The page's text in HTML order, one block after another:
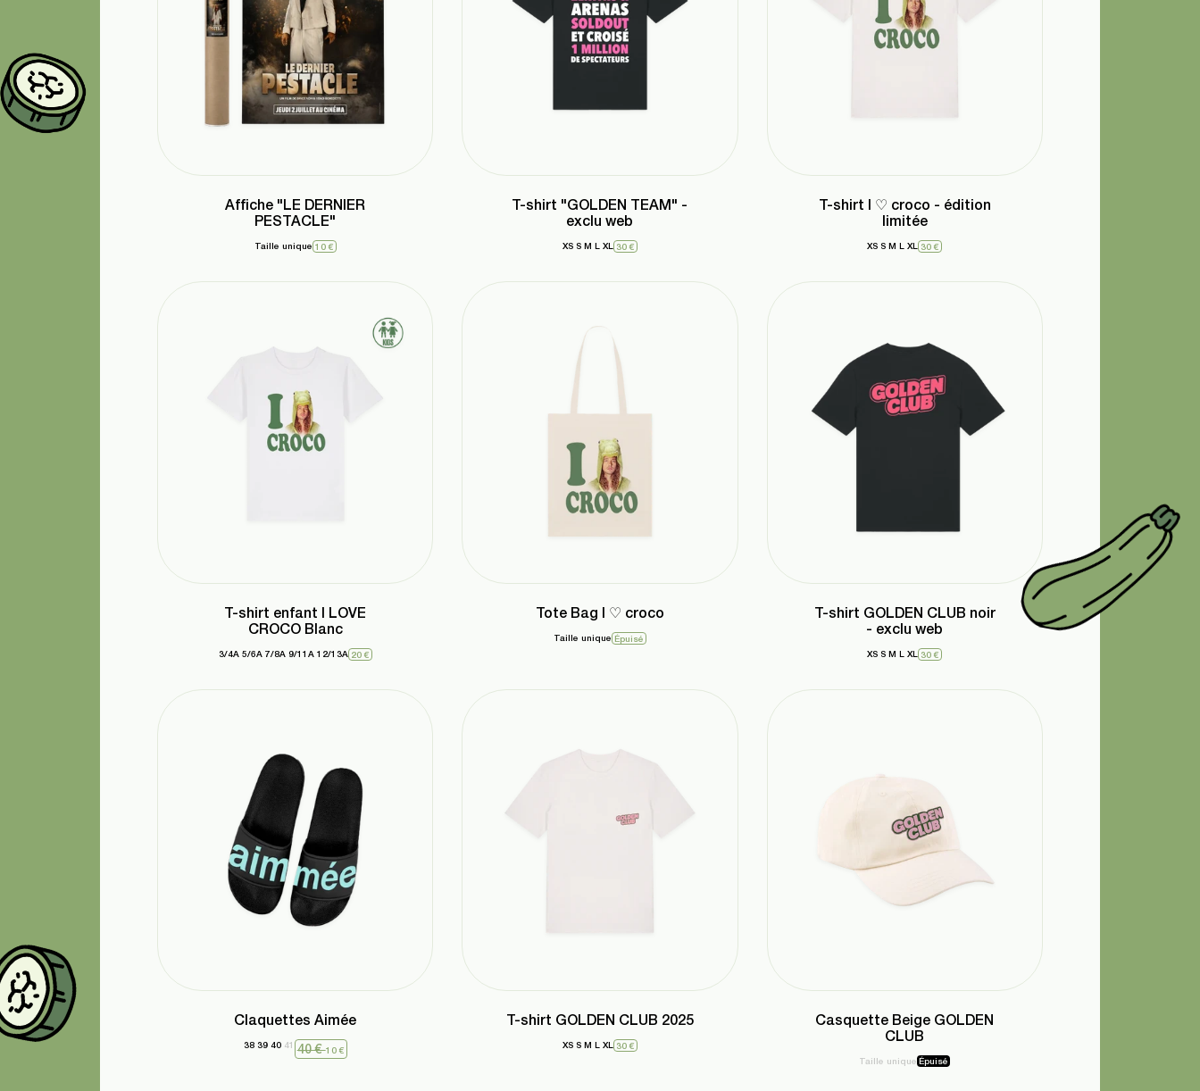
Affiche "LE DERNIER
PESTACLE"
Taille unique 10 €
T-shirt "GOLDEN TEAM" -
exclu web
XS S M L XL 30 €
T-shirt I ♡ croco - édition
limitée
XS SMLXL 30 €
T-shirt enfant I LOVE
CROCO Blanc
3/4A 5/6A 7/8A 9/11A 12/13A 20 €
Tote Bag I ♡ croco
Taille unique Épuisé
T-shirt GOLDEN CLUB noir
- exclu web
XS SMLXL 30 €
Claquettes Aimée
38 39 40 41 40 €10 €
T-shirt GOLDEN CLUB 2025
XS S M L XL 30 €
Casquette Beige GOLDEN
CLUB
Taille uniqueÉpuisé